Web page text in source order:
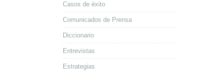
Casos de éxito
Comunicados de Prensa
Diccionario
Entrevistas
Estrategias